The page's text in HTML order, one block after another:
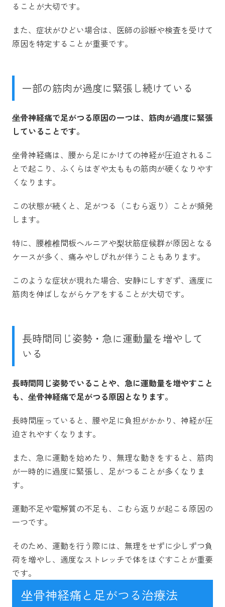
ることが大切です。
また、症状がひどい場合は、医師の診断や検査を受けて
原因を特定することが重要です。
一部の筋肉が過度に緊張し続けている
坐骨神経痛で足がつる原因の一つは、筋肉が過度に緊張
していることです。
坐骨神経痛は、腰から足にかけての神経が圧迫されるこ
とで起こり、ふくらはぎや太ももの筋肉が硬くなりやす
くなります。
この状態が続くと、足がつる（こむら返り）ことが頻発
します。
特に、腰椎椎間板ヘルニアや梨状筋症候群が原因となる
ケースが多く、痛みやしびれが伴うこともあります。
このような症状が現れた場合、安静にしすぎず、適度に
筋肉を伸ばしながらケアをすることが大切です。
長時間同じ姿勢・急に運動量を増やして
いる
長時間同じ姿勢でいることや、急に運動量を増やすこと
も、坐骨神経痛で足がつる原因となります。
長時間座っていると、腰や足に負担がかかり、神経が圧
迫されやすくなります。
また、急に運動を始めたり、無理な動きをすると、筋肉
が一時的に過度に緊張し、足がつることが多くなりま
す。
運動不足や電解質の不足も、こむら返りが起こる原因の
一つです。
そのため、運動を行う際には、無理をせずに少しずつ負
荷を増やし、適度なストレッチで体をほぐすことが重要
です。
坐骨神経痛と足がつる治療法